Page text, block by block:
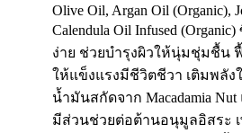
Olive Oil, Argan Oil (Organic),
Calendula Oil Infused
ง่าย ช่วยบำรุงผิวให้นุ่มชุ่มชื้น
ให้แข็งแรงมีชีวิตชีวา เติมพลัง
น้ำมันสกัดจาก Macadamia Nut
มีส่วนช่วยต่อต้านอนุมูลอิสระ